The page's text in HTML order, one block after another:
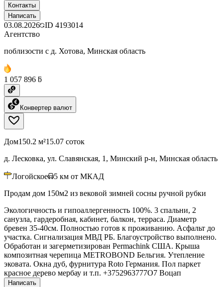
Контакты
Написать
03.08.2026 ID 4193014
Агентство
поблизости с д. Хотова, Минская область
1 057 896 ƃ
Конвертер валют
Дом150.2 м²15.07 соток
д. Лесковка, ул. Славянская, 1, Минский р-н, Минская область
Логойское 5 км от МКАД
Продам дом 150м2 из вековой зимней сосны ручной рубки
Экологичность и гипоаллергенность 100%. 3 спальни, 2
санузла, гардеробная, кабинет, балкон, терраса. Диаметр
бревен 35-40см. Полностью готов к проживанию. Асфальт до
участка. Сигнализация МВД РБ. Благоустройство выполнено.
Обработан и загерметизирован Permachink США. Крыша
композитная черепица METROBOND Бельгия. Утепление
эковата. Окна дуб, фурнитура Roto Германия. Пол паркет
красное дерево мербау и т.п. +3752963777О7 Воцап
Написать